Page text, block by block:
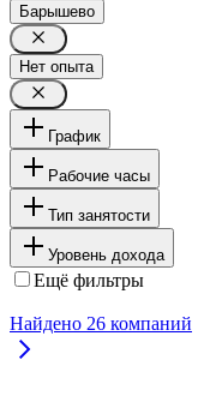
Барышево
Нет опыта
График
Рабочие часы
Тип занятости
Уровень дохода
Ещё фильтры
Найдено 26 компаний